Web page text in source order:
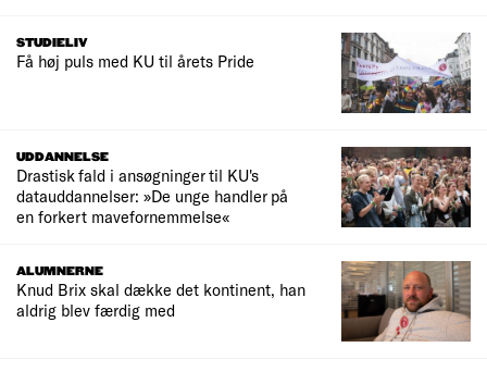
STUDIELIV
Få høj puls med KU til årets Pride
UDDANNELSE
Drastisk fald i ansøgninger til KU's
datauddannelser: »De unge handler på
en forkert mavefornemmelse«
ALUMNERNE
Knud Brix skal dække det kontinent, han
aldrig blev færdig med